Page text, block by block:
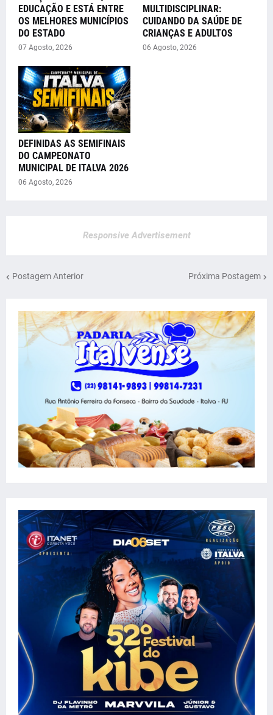
EDUCAÇÃO E ESTÁ ENTRE
OS MELHORES MUNICÍPIOS
DO ESTADO
07 Agosto, 2026
MULTIDISCIPLINAR:
CUIDANDO DA SAÚDE DE
CRIANÇAS E ADULTOS
06 Agosto, 2026
DEFINIDAS AS SEMIFINAIS
DO CAMPEONATO
MUNICIPAL DE ITALVA 2026
06 Agosto, 2026
Responsive Advertisement
Postagem Anterior Próxima Postagem